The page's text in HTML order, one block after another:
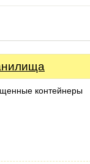
контейнеры